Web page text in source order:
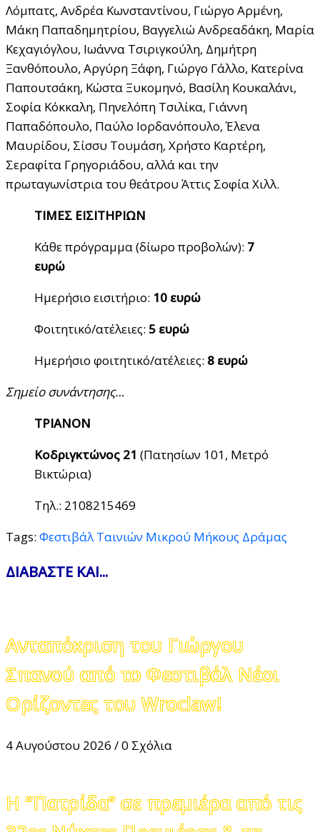
Λόμπατς, Ανδρέα Κωνσταντίνου, Γιώργο Αρμένη,
Μάκη Παπαδημητρίου, Βαγγελιώ Ανδρεαδάκη, Μαρία
Κεχαγιόγλου, Ιωάννα Τσιριγκούλη, Δημήτρη
Ξανθόπουλο, Αργύρη Ξάφη, Γιώργο Γάλλο, Κατερίνα
Παπουτσάκη, Κώστα Ξυκομηνό, Βασίλη Κουκαλάνι,
Σοφία Κόκκαλη, Πηνελόπη Τσιλίκα, Γιάννη
Παπαδόπουλο, Παύλο Ιορδανόπουλο, Έλενα
Μαυρίδου, Σίσσυ Τουμάση, Χρήστο Καρτέρη,
Σεραφίτα Γρηγοριάδου, αλλά και την
πρωταγωνίστρια του θεάτρου Άττις Σοφία Χιλλ.
ΤΙΜΕΣ ΕΙΣΙΤΗΡΙΩΝ
Κάθε πρόγραμμα (δίωρο προβολών): 7
ευρώ
Ημερήσιο εισιτήριο: 10 ευρώ
Φοιτητικό/ατέλειες: 5 ευρώ
Ημερήσιο φοιτητικό/ατέλειες: 8 ευρώ
Σημείο συνάντησης…
ΤΡΙΑΝΟΝ
Κοδριγκτώνος 21 (Πατησίων 101, Μετρό
Βικτώρια)
Τηλ.: 2108215469
Tags: Φεστιβάλ Ταινιών Μικρού Μήκους Δράμας
ΔΙΑΒΑΣΤΕ ΚΑΙ...
Ανταπόκριση του Γιώργου
Σπανού από το Φεστιβάλ Νέοι
Ορίζοντες του Wroclaw!
4 Αυγούστου 2026 /0 Σχόλια
Η “Πατρίδα” σε πρεμιέρα από τις